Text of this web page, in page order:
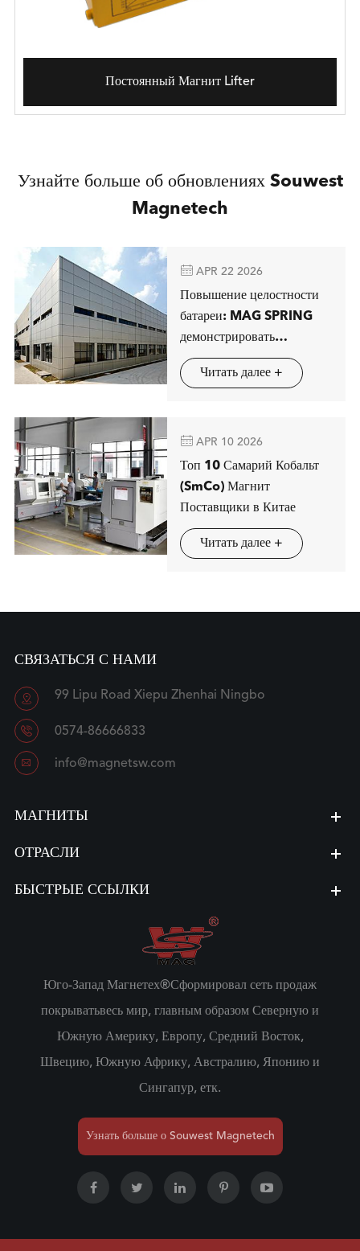
Постоянный Магнит Lifter
Узнайте больше об обновлениях Souwest
Magnetech
 APR 22 2026
Повышение целостности
батареи: MAG SPRING
демонстрировать
передовые решения
магнитной сепарации в
Читать далее +
 APR 10 2026
Топ 10 Самарий Кобальт
(SmCo) Магнит
Поставщики в Китае
Читать далее +
СВЯЗАТЬСЯ С НАМИ
 99 Lipu Road Xiepu Zhenhai Ningbo
 0574-86666833
 info@magnetsw.com
МАГНИТЫ
ОТРАСЛИ
БЫСТРЫЕ ССЫЛКИ
Юго-Запад Магнетех®Сформировал сеть продаж
покрыватьвесь мир, главным образом Северную и
Южную Америку, Европу, Средний Восток,
Швецию, Южную Африку, Австралию, Японию и
Сингапур, етк.
Узнать больше о Souwest Magnetech